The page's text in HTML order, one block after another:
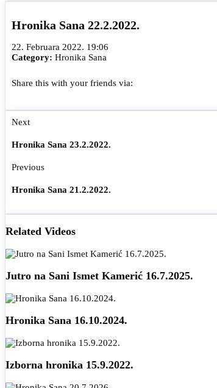
Hronika Sana 22.2.2022.
22. Februara 2022. 19:06
Category: Hronika Sana
Share this with your friends via:
Next
Hronika Sana 23.2.2022.
Previous
Hronika Sana 21.2.2022.
Related Videos
Jutro na Sani Ismet Kamerić 16.7.2025.
Hronika Sana 16.10.2024.
Izborna hronika 15.9.2022.